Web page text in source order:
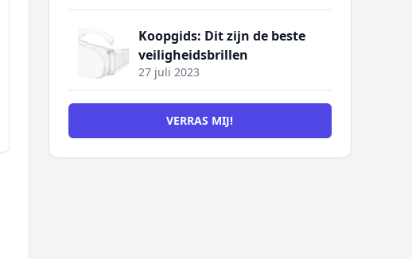
Koopgids: Dit zijn de beste
veiligheidsbrillen
27 juli 2023
VERRAS MIJ!